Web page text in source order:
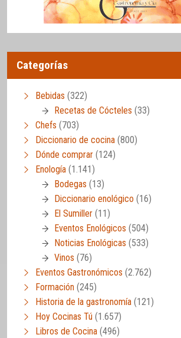
Categorías
Bebidas (322)
Recetas de Cócteles (33)
Chefs (703)
Diccionario de cocina (800)
Dónde comprar (124)
Enología (1.141)
Bodegas (13)
Diccionario enológico (16)
El Sumiller (11)
Eventos Enológicos (504)
Noticias Enológicas (533)
Vinos (76)
Eventos Gastronómicos (2.762)
Formación (245)
Historia de la gastronomía (121)
Hoy Cocinas Tú (1.657)
Libros de Cocina (496)